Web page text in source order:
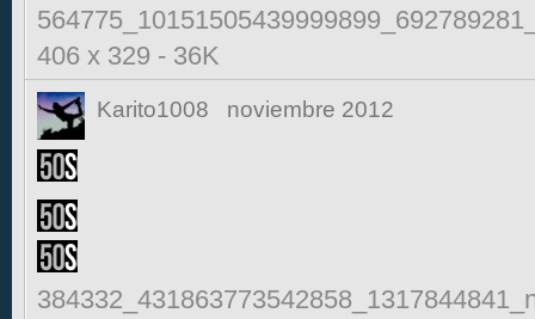
406 x 329 - 36K
Karito1008 noviembre 2012